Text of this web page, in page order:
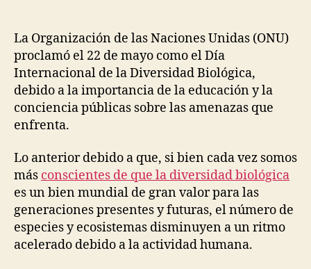
La Organización de las Naciones Unidas (ONU)
proclamó el 22 de mayo como el Día
Internacional de la Diversidad Biológica,
debido a la importancia de la educación y la
conciencia públicas sobre las amenazas que
enfrenta.
Lo anterior debido a que, si bien cada vez somos
más conscientes de que la diversidad biológica
es un bien mundial de gran valor para las
generaciones presentes y futuras, el número de
especies y ecosistemas disminuyen a un ritmo
acelerado debido a la actividad humana.